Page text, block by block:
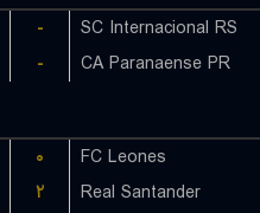
- SC Internacional RS
- CA Paranaense PR
۰ FC Leones
۲ Real Santander